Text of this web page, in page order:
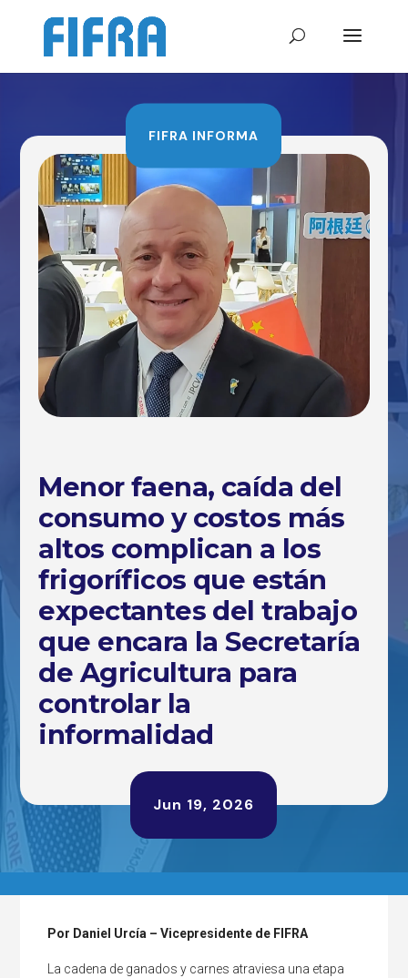
FIFRA INFORMA
Menor faena, caída del
consumo y costos más
altos complican a los
frigoríficos que están
expectantes del trabajo
que encara la Secretaría
de Agricultura para
controlar la
informalidad
Jun 19, 2026
Por Daniel Urcía – Vicepresidente de FIFRA
La cadena de ganados y carnes atraviesa una etapa